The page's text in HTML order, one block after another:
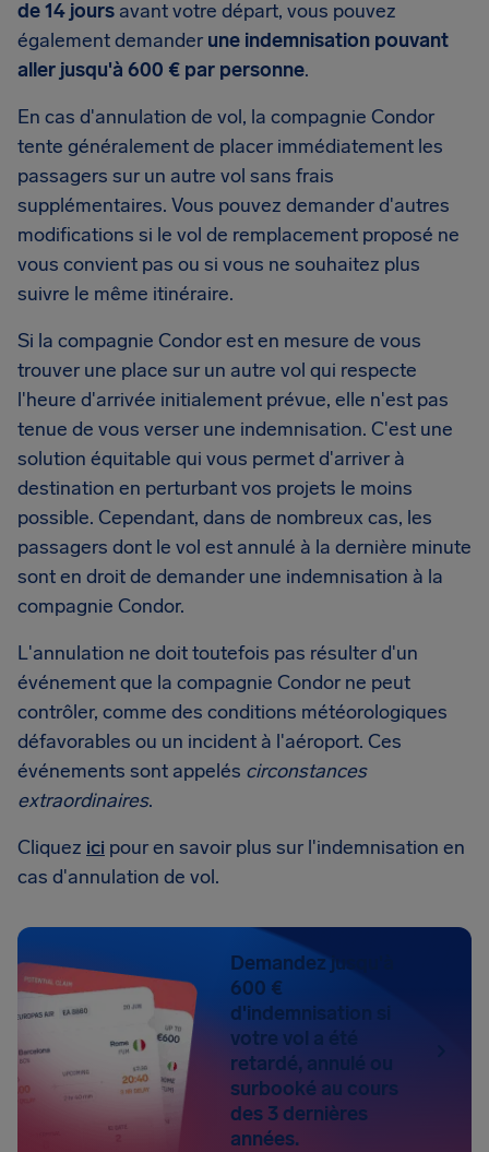
de 14 jours avant votre départ, vous pouvez
également demander une indemnisation pouvant
aller jusqu'à 600 € par personne.
En cas d'annulation de vol, la compagnie Condor
tente généralement de placer immédiatement les
passagers sur un autre vol sans frais
supplémentaires. Vous pouvez demander d'autres
modifications si le vol de remplacement proposé ne
vous convient pas ou si vous ne souhaitez plus
suivre le même itinéraire.
Si la compagnie Condor est en mesure de vous
trouver une place sur un autre vol qui respecte
l'heure d'arrivée initialement prévue, elle n'est pas
tenue de vous verser une indemnisation. C'est une
solution équitable qui vous permet d'arriver à
destination en perturbant vos projets le moins
possible. Cependant, dans de nombreux cas, les
passagers dont le vol est annulé à la dernière minute
sont en droit de demander une indemnisation à la
compagnie Condor.
L'annulation ne doit toutefois pas résulter d'un
événement que la compagnie Condor ne peut
contrôler, comme des conditions météorologiques
défavorables ou un incident à l'aéroport. Ces
événements sont appelés circonstances
extraordinaires.
Cliquez ici pour en savoir plus sur l'indemnisation en
cas d'annulation de vol.
Demandez jusqu'à
600 €
d'indemnisation si
votre vol a été
retardé, annulé ou
surbooké au cours
des 3 dernières
années.